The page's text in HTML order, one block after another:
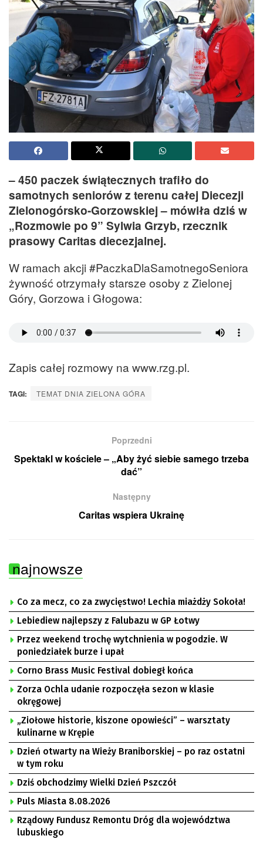
– 450 paczek świątecznych trafiło do
samotnych seniorów z terenu całej Diecezji
Zielonogórsko-Gorzowskiej – mówiła dziś w
„Rozmowie po 9” Sylwia Grzyb, rzecznik
prasowy Caritas diecezjalnej.
W ramach akcji #PaczkaDlaSamotnegoSeniora
żywność otrzymały starsze osoby z Zielonej
Góry, Gorzowa i Głogowa:
Zapis całej rozmowy na www.rzg.pl.
TAGI: TEMAT DNIA ZIELONA GÓRA
Poprzedni
Spektakl w kościele – „Aby żyć siebie samego trzeba
dać”
Następny
Caritas wspiera Ukrainę
najnowsze
Co za mecz, co za zwycięstwo! Lechia miażdży Sokoła!
Lebiediew najlepszy z Falubazu w GP Łotwy
Przez weekend trochę wytchnienia w pogodzie. W
poniedziałek burze i upał
Corno Brass Music Festival dobiegł końca
Zorza Ochla udanie rozpoczęła sezon w klasie
okręgowej
„Ziołowe historie, kiszone opowieści” – warsztaty
kulinarne w Krępie
Dzień otwarty na Wieży Braniborskiej – po raz ostatni
w tym roku
Dziś obchodzimy Wielki Dzień Pszczół
Puls Miasta 8.08.2026
Rządowy Fundusz Remontu Dróg dla województwa
lubuskiego